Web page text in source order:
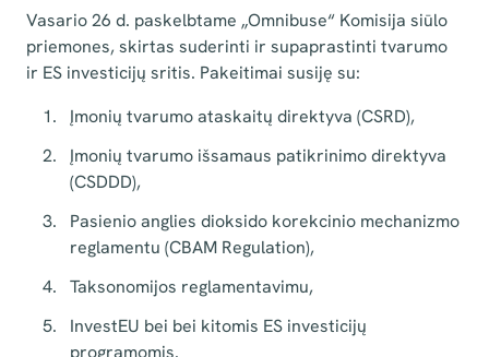
Vasario 26 d. paskelbtame „Omnibuse“ Komisija siūlo
priemones, skirtas suderinti ir supaprastinti tvarumo
ir ES investicijų sritis. Pakeitimai susiję su:
Įmonių tvarumo ataskaitų direktyva (CSRD),
Įmonių tvarumo išsamaus patikrinimo direktyva
(CSDDD),
Pasienio anglies dioksido korekcinio mechanizmo
reglamentu (CBAM Regulation),
Taksonomijos reglamentavimu,
InvestEU bei bei kitomis ES investicijų
programomis.